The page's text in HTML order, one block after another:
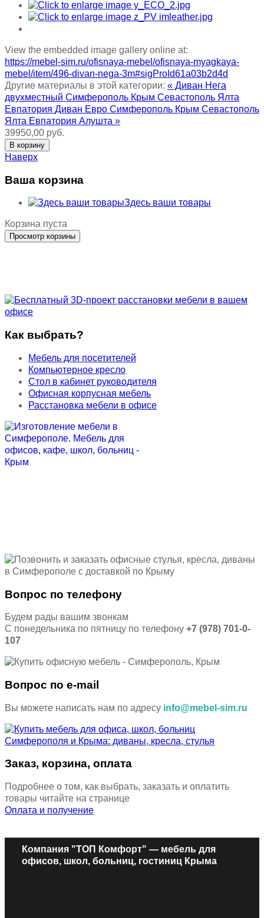
View the embedded image gallery online at:
https://mebel-sim.ru/ofisnaya-mebel/ofisnaya-myagkaya-
mebel/item/496-divan-nega-3m#sigProId61a03b2d4d
Другие материалы в этой категории: « Диван Нега
двухместный Симферополь Крым Севастополь Ялта
Евпатория Диван Евро Симферополь Крым Севастополь
Ялта Евпатория Алушта »
39950,00 руб.
Наверх
Ваша корзина
Здесь ваши товары
Корзина пуста
Как выбрать?
Мебель для посетителей
Компьютерное кресло
Стол в кабинет руководителя
Офисная корпусная мебель
Расстановка мебели в офисе
Вопрос по телефону
Будем рады вашим звонкам
С понедельника по пятницу по телефону +7 (978) 701-0-
107
Вопрос по e-mail
Вы можете написать нам по адресу info@mebel-sim.ru
Заказ, корзина, оплата
Подробнее о том, как выбрать, заказать и оплатить
товары читайте на странице
Оплата и получение
Компания "ТОП Комфорт" — мебель для
офисов, школ, больниц, гостиниц Крыма